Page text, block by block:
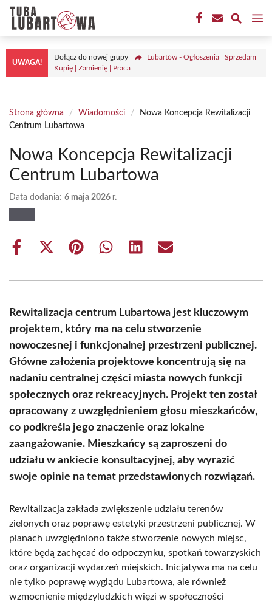
Przejdź
treści
UWAGA!
Dołącz do nowej grupy
Lubartów - Ogłoszenia | Sprzedam |
Kupię | Zamienię | Praca
Strona główna / Wiadomości /
Nowa Koncepcja Rewitalizacji
Centrum Lubartowa
Nowa Koncepcja Rewitalizacji
Centrum Lubartowa
Data dodania: 6 maja 2026 r.
Share
Share
(Twitter)
Share Share Share Share
Rewitalizacja centrum Lubartowa jest kluczowym
projektem, który ma na celu stworzenie
nowoczesnej i funkcjonalnej przestrzeni publicznej.
Główne założenia projektowe koncentrują się na
nadaniu centralnej części miasta nowych funkcji
społecznych oraz rekreacyjnych. Projekt ten został
opracowany z uwzględnieniem głosu mieszkańców,
co podkreśla jego znaczenie oraz lokalne
zaangażowanie. Mieszkańcy są zaproszeni do
udziału w ankiecie konsultacyjnej, aby wyrazić
swoje opinie na temat przedstawionych rozwiązań.
Rewitalizacja zakłada zwiększenie udziału terenów
zielonych oraz poprawę estetyki przestrzeni publicznej. W
planach uwzględniono także stworzenie nowych miejsc,
które będą zachęcać do odpoczynku, spotkań towarzyskich
oraz organizacji wydarzeń miejskich. Inicjatywa ma na celu
nie tylko poprawę wyglądu Lubartowa, ale również
wzmocnienie międzyludzkich więzi w społeczności